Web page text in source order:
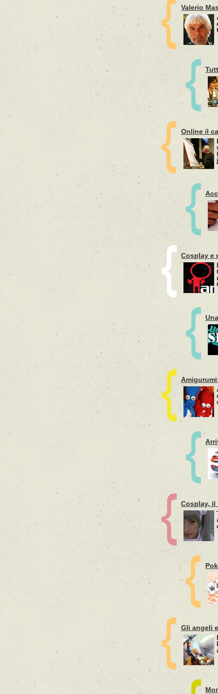
Valerio
Online il
Cosplay e
Cosplay, il
Gli angeli